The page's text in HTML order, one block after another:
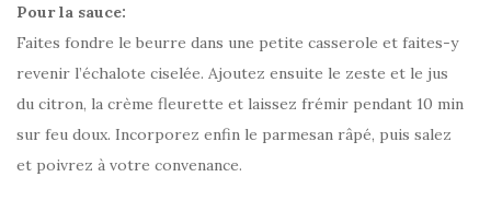
Pour la sauce:
Faites fondre le beurre dans une petite casserole et faites-y
revenir l’échalote ciselée. Ajoutez ensuite le zeste et le jus
du citron, la crème fleurette et laissez frémir pendant 10 min
sur feu doux. Incorporez enfin le parmesan râpé, puis salez
et poivrez à votre convenance.